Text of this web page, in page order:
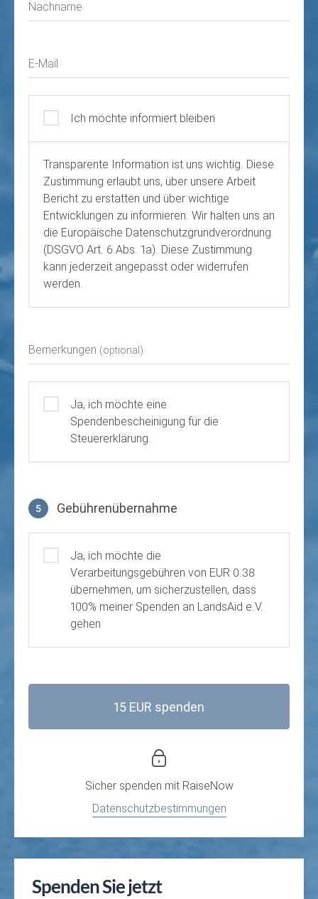
Nachname
E-Mail
Ich möchte informiert bleiben
Transparente Information ist uns wichtig. Diese
Zustimmung erlaubt uns, über unsere Arbeit
Bericht zu erstatten und über wichtige
Entwicklungen zu informieren. Wir halten uns an
die Europäische Datenschutzgrundverordnung
(DSGVO Art. 6 Abs. 1a). Diese Zustimmung
kann jederzeit angepasst oder widerrufen
werden.
Bemerkungen (optional)
Ja, ich möchte eine
Spendenbescheinigung für die
Steuererklärung.
5 Gebührenübernahme
Ja, ich möchte die
Verarbeitungsgebühren von EUR 0.38
übernehmen, um sicherzustellen, dass
100% meiner Spenden an LandsAid e.V.
gehen
15 EUR spenden
Sicher spenden mit RaiseNow
Datenschutzbestimmungen
Spenden Sie jetzt